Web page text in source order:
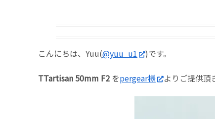
こんにちは、Yuu(@yuu_u1 )です。
TTartisan 50mm F2 をpergear様 よりご提供頂